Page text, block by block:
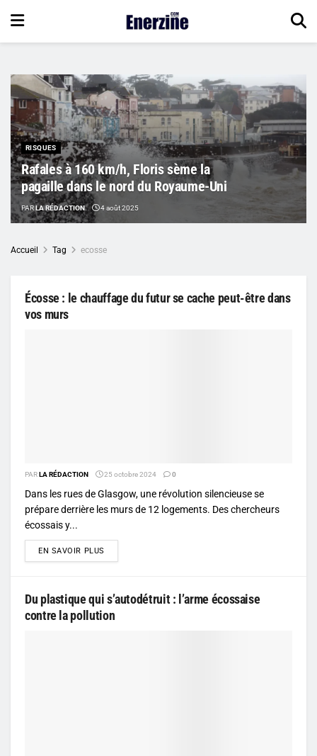
RISQUES
Rafales à 160 km/h, Floris sème la
pagaille dans le nord du Royaume-Uni
PARLA RÉDACTION 4 août 2025
Accueil Tag ecosse
Écosse : le chauffage du futur se cache peut-être dans
vos murs
PARLA RÉDACTION 25 octobre 2024 0
Dans les rues de Glasgow, une révolution silencieuse se
prépare derrière les murs de 12 logements. Des chercheurs
écossais y...
EN SAVOIR PLUS
Du plastique qui s’autodétruit : l’arme écossaise
contre la pollution